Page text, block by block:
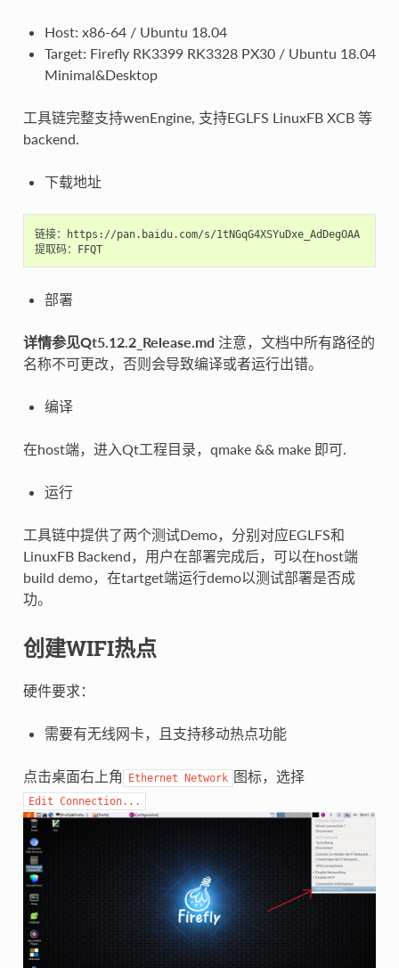
Host: x86-64 / Ubuntu 18.04
Target: Firefly RK3399 RK3328 PX30 / Ubuntu 18.04
Minimal&Desktop
工具链完整支持wenEngine, 支持EGLFS LinuxFB XCB 等
backend.
下载地址
链接：https://pan.baidu.com/s/1tNGqG4XSYuDxe_AdDegOAA
提取码：FFQT
部署
详情参见Qt5.12.2_Release.md 注意，文档中所有路径的
名称不可更改，否则会导致编译或者运行出错。
编译
在host端，进入Qt工程目录，qmake && make 即可.
运行
工具链中提供了两个测试Demo，分别对应EGLFS和
LinuxFB Backend，用户在部署完成后，可以在host端
build demo，在tartget端运行demo以测试部署是否成
功。
创建WIFI热点
硬件要求：
需要有无线网卡，且支持移动热点功能
点击桌面右上角 Ethernet Network 图标，选择
Edit Connection...